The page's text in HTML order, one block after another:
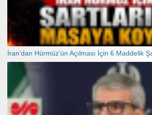
İran’dan Hürmüz’ün Açılması İçin 6 Maddelik